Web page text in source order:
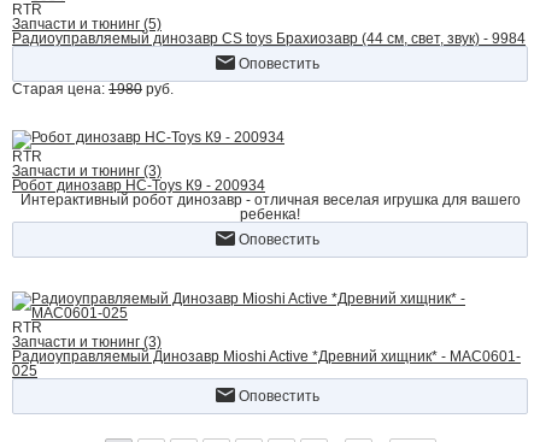
RTR
Запчасти и тюнинг (5)
Радиоуправляемый динозавр CS toys Брахиозавр (44 см, свет, звук) - 9984
Оповестить
Старая цена: 1980 руб.
RTR
Запчасти и тюнинг (3)
Робот динозавр HC-Toys К9 - 200934
Интерактивный робот динозавр - отличная веселая игрушка для вашего
ребенка!
Оповестить
RTR
Запчасти и тюнинг (3)
Радиоуправляемый Динозавр Mioshi Active *Древний хищник* - MAC0601-
025
Оповестить